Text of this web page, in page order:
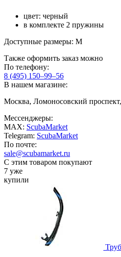
цвет: черный
в комплекте 2 пружины
Доступные размеры: M
Также оформить заказ можно
По телефону:
8 (495) 150–99–56
В нашем магазине:
Москва, Ломоносовский
Мессенджеры:
MAX: ScubaMarket
Telegram: ScubaMarket
По почте:
sale@scubamarket.ru
С этим товаром покупают
7 уже
купили